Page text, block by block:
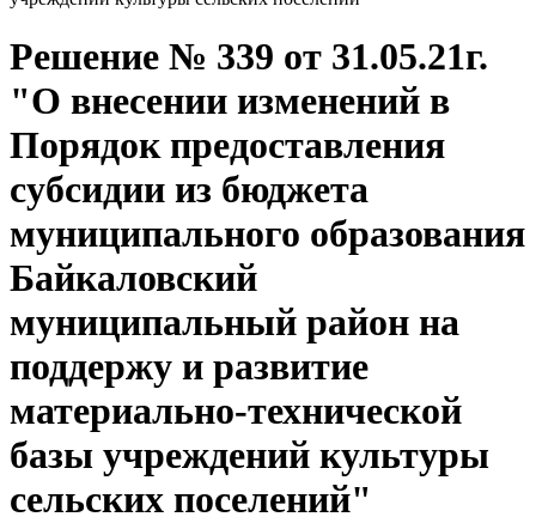
Решение № 339 от 31.05.21г.
"О внесении изменений в
Порядок предоставления
субсидии из бюджета
муниципального образования
Байкаловский
муниципальный район на
поддержу и развитие
материально-технической
базы учреждений культуры
сельских поселений"